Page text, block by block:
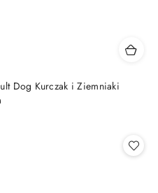
Dog Kurczak i Ziemniaki